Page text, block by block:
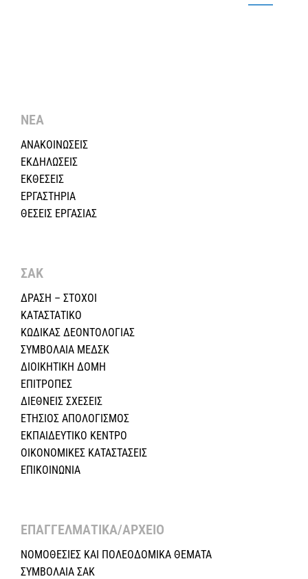
ΝΕΑ
ΑΝΑΚΟΙΝΩΣΕΙΣ
ΕΚΔΗΛΩΣΕΙΣ
ΕΚΘΕΣΕΙΣ
ΕΡΓΑΣΤΗΡΙΑ
ΘΕΣΕΙΣ ΕΡΓΑΣΙΑΣ
ΣΑΚ
ΔΡΑΣΗ – ΣΤΟΧΟΙ
ΚΑΤΑΣΤΑΤΙΚΟ
ΚΩΔΙΚΑΣ ΔΕΟΝΤΟΛΟΓΙΑΣ
ΣΥΜΒΟΛΑΙΑ ΜΕΔΣΚ
ΔΙΟΙΚΗΤΙΚΗ ΔΟΜΗ
ΕΠΙΤΡΟΠΕΣ
ΔΙΕΘΝΕΙΣ ΣΧΕΣEIΣ
ΕΤΗΣΙΟΣ ΑΠΟΛΟΓΙΣΜΟΣ
ΕΚΠΑΙΔΕΥΤΙΚΟ ΚΕΝΤΡΟ
ΟΙΚΟΝΟΜΙΚΕΣ ΚΑΤΑΣΤΑΣΕΙΣ
ΕΠΙΚΟΙΝΩΝΙΑ
ΕΠΑΓΓΕΛΜΑΤΙΚΑ/ΑΡΧΕΙΟ ​
ΝΟΜΟΘΕΣΙΕΣ KAI ΠΟΛΕΟΔΟΜΙΚΑ ΘΕΜΑΤΑ
ΣΥΜΒΟΛΑΙΑ ΣΑΚ